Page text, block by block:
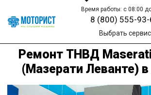
Время работы: с 08:00
8 (800) 555-93-
Выбрать сервис
Ремонт ТНВД
(Мазерати Леванте)